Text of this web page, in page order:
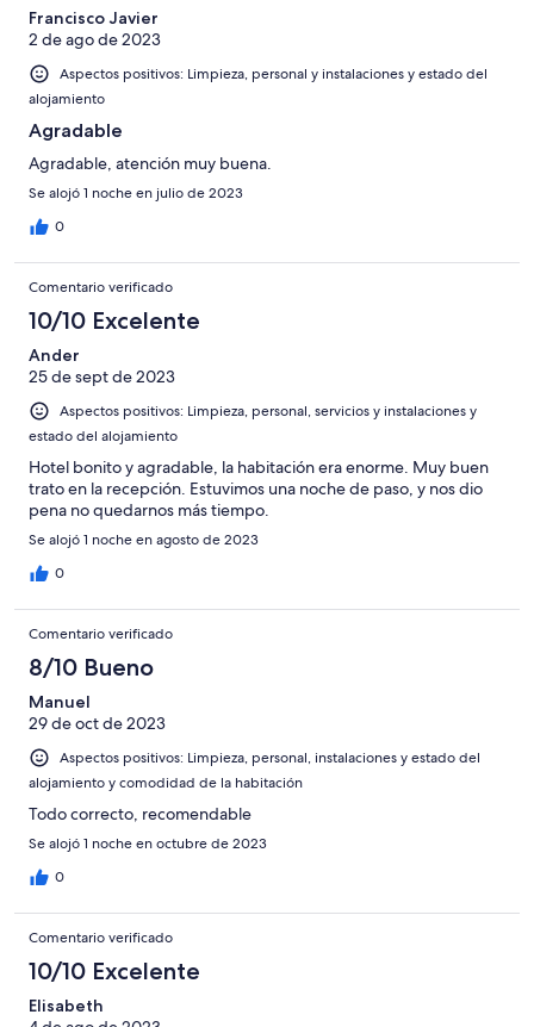
Francisco Javier
2 de ago de 2023
Aspectos positivos: Limpieza, personal y instalaciones y estado del
alojamiento
Agradable
Agradable, atención muy buena.
Se alojó 1 noche en julio de 2023
0
Comentario verificado
10/10 Excelente
Ander
25 de sept de 2023
Aspectos positivos: Limpieza, personal, servicios y instalaciones y
estado del alojamiento
Hotel bonito y agradable, la habitación era enorme. Muy buen
trato en la recepción. Estuvimos una noche de paso, y nos dio
pena no quedarnos más tiempo.
Se alojó 1 noche en agosto de 2023
0
Comentario verificado
8/10 Bueno
Manuel
29 de oct de 2023
Aspectos positivos: Limpieza, personal, instalaciones y estado del
alojamiento y comodidad de la habitación
Todo correcto, recomendable
Se alojó 1 noche en octubre de 2023
0
Comentario verificado
10/10 Excelente
Elisabeth